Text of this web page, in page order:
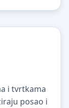
i tvrtkama
posao i